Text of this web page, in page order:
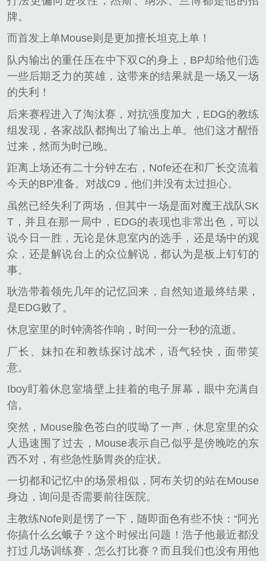
牌。
而首发上单Mouse则是更加擅长坦克上单！
队内输出的重任压在中下双C的身上，BP却给他们选
一些后期乏力的英雄，这带来的结果就是一场又一场
的失利！
后来赛程进入了淘汰赛，对抗强度加大，EDG的教练
组发现，各家战队都掏出了输出上单。他们这才醒悟
过来，然而为时已晚。
距离上场还有二十分钟左右，Nofe还在和厂长交流着
今天的BP准备。对战C9，他们并没有太过担心。
虽然已经失利了两场，但其中一场是面对魔王战队SK
T，并且在那一局中，EDG的表现也非常出色，可以
说今日一胜，无论是休息室内的选手，还是场中的观
众，还是解说台上的众位解说，都认为是板上钉钉的
事。
耿浩带着领先几年的记忆回来，自然知道最终结果，
是EDG败了。
休息室里的时钟滴答作响，时间一分一秒的流逝。
厂长、妹扣在和教练探讨战术，语气轻快，面带笑
意。
Iboy盯着休息室墙壁上挂着的电子屏幕，眼中充满自
信。
突然，Mouse脸色苍白的哎呦了一声，休息室里的众
人迅速围了过去，Mouse表示自己似乎是傍晚吃的东
西不对，有些急性肠胃炎的症状。
一切都和记忆中的场景相似，阿布关切的站在Mouse
身边，询问是否需要前往医院。
主教练Nofe则是愣了一下，随即面色有些不快：“阿光
你搞什么幺蛾子？这个时候出问题！浩子他最近都没
打过几场训练赛，怎么打比赛？而且我们也没有用他